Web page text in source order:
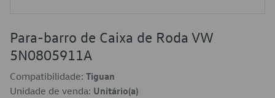
Para-barro de Caixa de Roda VW
5N0805911A
Compatibilidade: Tiguan
Unidade de venda: Unitário(a)